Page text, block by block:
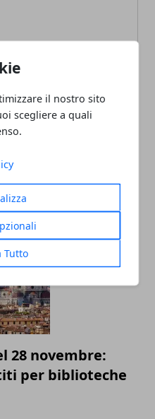
il nostro sito
scegliere a quali
Tutto
28 novembre:
per biblioteche